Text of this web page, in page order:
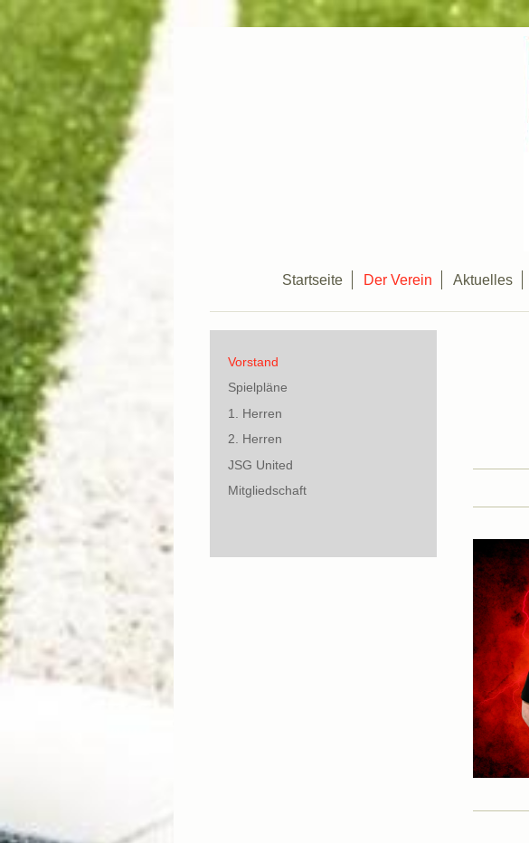
Startseite Der Verein Aktuelles
Vorstand
Spielpläne
1. Herren
2. Herren
JSG United
Mitgliedschaft